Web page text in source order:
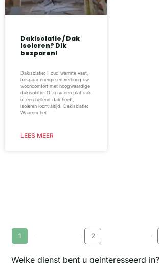
Dakisolatie / Dak
Isoleren? Dik
besparen!
Dakisolatie: Houd warmte vast,
bespaar energie en verhoog uw
wooncomfort met hoogwaardige
dakisolatie. Of u nu een plat dak
of een hellend dak heeft,
isoleren loont altijd. Dakisolatie:
Waarom het
LEES MEER
1 2
Welke dienst bent u geinteresseerd in?